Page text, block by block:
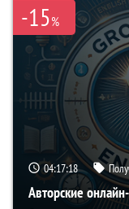
-15%
04:17:17
Авторские